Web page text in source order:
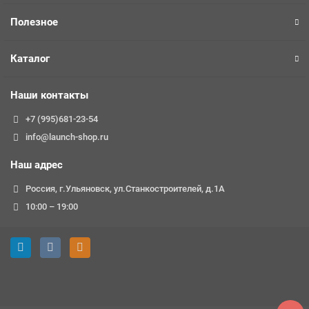
Полезное
Каталог
Наши контакты
+7 (995)681-23-54
info@launch-shop.ru
Наш адрес
Россия, г.Ульяновск, ул.Станкостроителей, д.1А
10:00 – 19:00